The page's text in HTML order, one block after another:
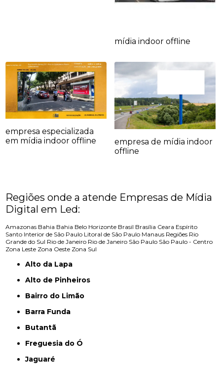
mídia indoor offline
empresa especializada
em mídia indoor offline
empresa de mídia indoor
offline
Regiões onde a atende Empresas de Mídia
Digital em Led:
Amazonas Bahia Bahia Belo Horizonte Brasil Brasília Ceara Espírito
Santo Interior de São Paulo Litoral de São Paulo Manaus Regiões Rio
Grande do Sul Rio de Janeiro Rio de Janeiro São Paulo São Paulo - Centro
Zona Leste Zona Oeste Zona Sul
Alto da Lapa
Alto de Pinheiros
Bairro do Limão
Barra Funda
Butantã
Freguesia do Ó
Jaguaré